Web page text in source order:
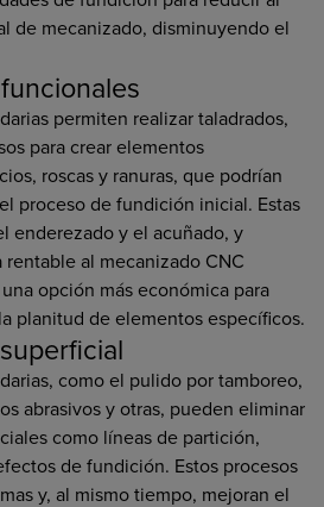
de mecanizado, disminuyendo el
permiten realizar taladrados,
para crear elementos
roscas y ranuras, que podrían
proceso de fundición inicial. Estas
enderezado y el acuñado, y
al mecanizado CNC
opción más económica para
planitud de elementos específicos.
como el pulido por tamboreo,
abrasivos y otras, pueden eliminar
como líneas de partición,
de fundición. Estos procesos
y, al mismo tiempo, mejoran el